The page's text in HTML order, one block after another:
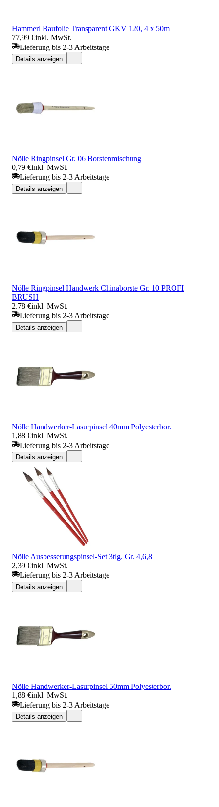
Hammerl Baufolie Transparent GKV 120, 4 x 50m
77,99 €inkl. MwSt.
Lieferung bis 2-3 Arbeitstage
Details anzeigen
Nölle Ringpinsel Gr. 06 Borstenmischung
0,79 €inkl. MwSt.
Lieferung bis 2-3 Arbeitstage
Details anzeigen
Nölle Ringpinsel Handwerk Chinaborste Gr. 10 PROFI
BRUSH
2,78 €inkl. MwSt.
Lieferung bis 2-3 Arbeitstage
Details anzeigen
Nölle Handwerker-Lasurpinsel 40mm Polyesterbor.
1,88 €inkl. MwSt.
Lieferung bis 2-3 Arbeitstage
Details anzeigen
Nölle Ausbesserungspinsel-Set 3tlg. Gr. 4,6,8
2,39 €inkl. MwSt.
Lieferung bis 2-3 Arbeitstage
Details anzeigen
Nölle Handwerker-Lasurpinsel 50mm Polyesterbor.
1,88 €inkl. MwSt.
Lieferung bis 2-3 Arbeitstage
Details anzeigen